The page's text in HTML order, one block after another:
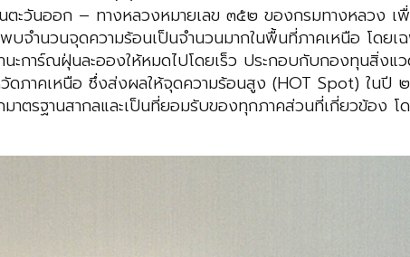
ะวันออก – ทางหลวงหมายเลข ๓๕๒ ของกรมทางหลวง
จำนวนจุดความร้อนเป็นจำนวนมากในพื้นที่ภาคเหนือ โดย
ะการ์ณฝุ่นละอองให้หมดไปโดยเร็ว ประกอบกับกองทุนสิ่ง
ดภาคเหนือ ซึ่งส่งผลให้จุดความร้อนสูง (HOT Spot) ใน
าตรฐานสากลและเป็นที่ยอมรับของทุกภาคส่วนที่เกี่ยวข้อง